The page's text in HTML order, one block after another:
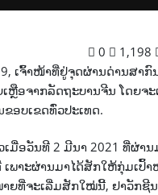
0 1,198
ເຈົ້າໜ້າທີ່ຢູ່ຈຸດຜ່ານດ່ານສາ
ຫຼືອຈາກລັດຖະບານຈີນ ໂດຍຈ
ອບເຂດທົ່ວປະເທດ.
ມື່ອວັນທີ 2 ມີນາ 2021 ທີ່ຜ່າ
ພາະຜ່ານມາໄດ້ສັກໃຫ້ກຸ່ມເປົ້
ຍທີ່ຈະເລີ່ມສັກໃໝ່ນີ້, ຢາວັກຊີ